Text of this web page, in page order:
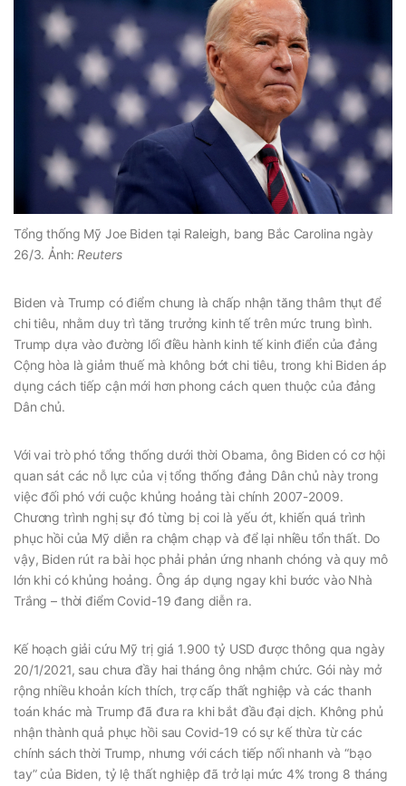
Tổng thống Mỹ Joe Biden tại Raleigh, bang Bắc Carolina ngày
26/3. Ảnh:Reuters
Biden và Trump có điểm chung là chấp nhận tăng thâm thụt để
chi tiêu, nhằm duy trì tăng trưởng kinh tế trên mức trung bình.
Trump dựa vào đường lối điều hành kinh tế kinh điển của đảng
Cộng hòa là giảm thuế mà không bớt chi tiêu, trong khi Biden áp
dụng cách tiếp cận mới hơn phong cách quen thuộc của đảng
Dân chủ.
Với vai trò phó tổng thống dưới thời Obama, ông Biden có cơ hội
quan sát các nỗ lực của vị tổng thống đảng Dân chủ này trong
việc đối phó với cuộc khủng hoảng tài chính 2007-2009.
Chương trình nghị sự đó từng bị coi là yếu ớt, khiến quá trình
phục hồi của Mỹ diễn ra chậm chạp và để lại nhiều tổn thất. Do
vậy, Biden rút ra bài học phải phản ứng nhanh chóng và quy mô
lớn khi có khủng hoảng. Ông áp dụng ngay khi bước vào Nhà
Trắng – thời điểm Covid-19 đang diễn ra.
Kế hoạch giải cứu Mỹ trị giá 1.900 tỷ USD được thông qua ngày
20/1/2021, sau chưa đầy hai tháng ông nhậm chức. Gói này mở
rộng nhiều khoản kích thích, trợ cấp thất nghiệp và các thanh
toán khác mà Trump đã đưa ra khi bắt đầu đại dịch. Không phủ
nhận thành quả phục hồi sau Covid-19 có sự kế thừa từ các
chính sách thời Trump, nhưng với cách tiếp nối nhanh và “bạo
tay” của Biden, tỷ lệ thất nghiệp đã trở lại mức 4% trong 8 tháng